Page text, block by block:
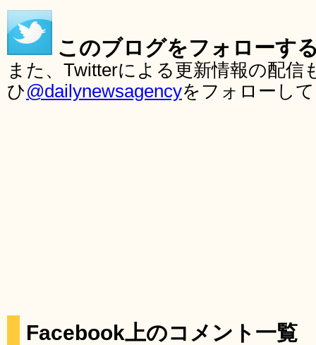
このブログをフォローす
また、Twitterによる更新情報の配
ひ@dailynewsagencyをフォローし
Facebook上のコメント一覧